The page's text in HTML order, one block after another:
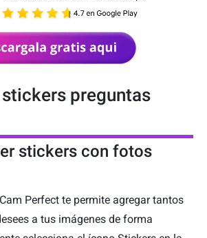
preguntas
stickers con fotos
Perfect te permite agregar tantos
a tus imágenes de forma